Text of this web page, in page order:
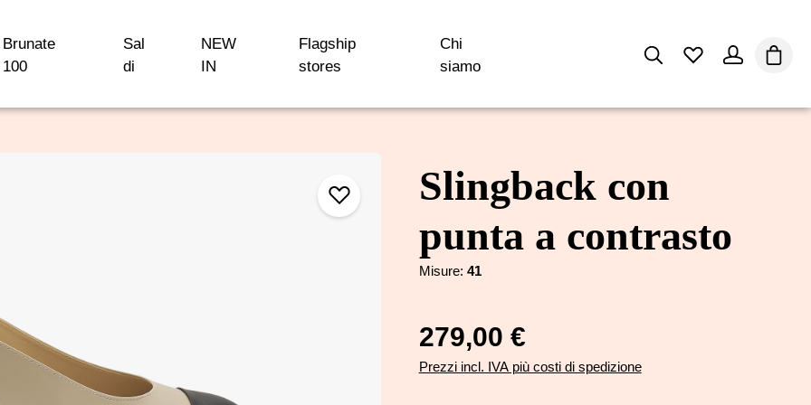
Brunate
100
Sal
di
NEW
IN
Flagship
stores
Chi
siamo
Il
Slingback con
punta a contrasto
Misure: 41
279,00 €
Prezzi incl. IVA più costi di spedizione